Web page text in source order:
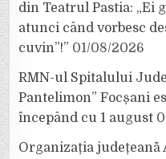
din Teatrul Pastia: „Ei
atunci când vorbesc
cuvin”!” 01/08/2026
RMN-ul Spitalului
Pantelimon” Focșani
începând cu 1 august
Organizația județeană